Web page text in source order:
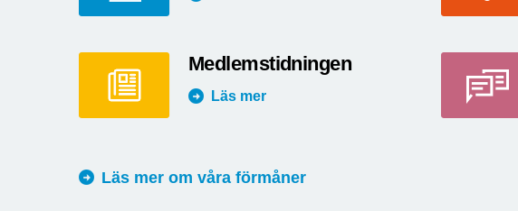
Medlemstidningen
Läs mer
Läs mer om våra förmåner